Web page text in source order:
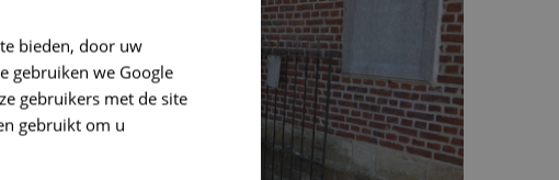
bieden, door uw
gebruiken we Google
gebruikers met de site
gebruikt om u